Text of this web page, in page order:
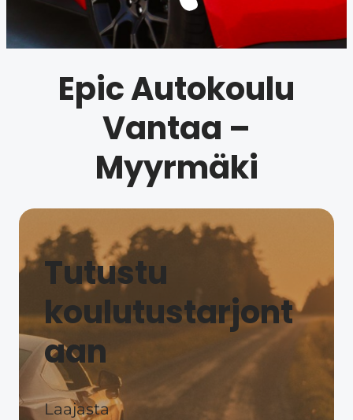
Epic Autokoulu
Vantaa –
Myyrmäki
Tutustu
koulutustarjont
aan​
Laajasta